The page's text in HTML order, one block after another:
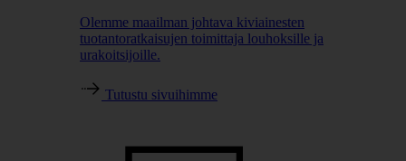
Olemme maailman johtava kiviainesten
tuotantoratkaisujen toimittaja louhoksille ja
urakoitsijoille.
Tutustu sivuihimme